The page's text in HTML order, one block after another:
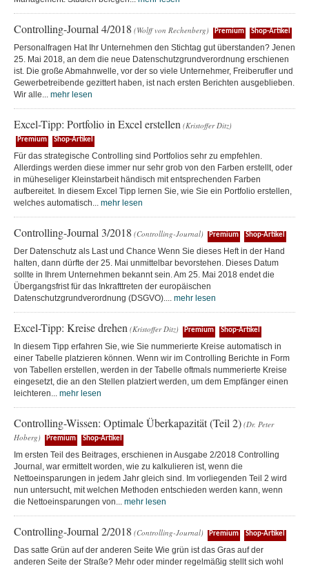
Controlling-Journal 4/2018 (Wolff von Rechenberg) Premium Shop-Artikel
Personalfragen Hat Ihr Unternehmen den Stichtag gut überstanden? Jenen
25. Mai 2018, an dem die neue Datenschutzgrundverordnung erschienen
ist. Die große Abmahnwelle, vor der so viele Unternehmer, Freiberufler und
Gewerbetreibende gezittert haben, ist nach ersten Berichten ausgeblieben.
Wir alle... mehr lesen
Excel-Tipp: Portfolio in Excel erstellen (Kristoffer Ditz)
Premium Shop-Artikel
Für das strategische Controlling sind Portfolios sehr zu empfehlen.
Allerdings werden diese immer nur sehr grob von den Farben erstellt, oder
in müheseliger Kleinstarbeit händisch mit entsprechenden Farben
aufbereitet. In diesem Excel Tipp lernen Sie, wie Sie ein Portfolio erstellen,
welches automatisch... mehr lesen
Controlling-Journal 3/2018 (Controlling-Journal) Premium Shop-Artikel
Der Datenschutz als Last und Chance Wenn Sie dieses Heft in der Hand
halten, dann dürfte der 25. Mai unmittelbar bevorstehen. Dieses Datum
sollte in Ihrem Unternehmen bekannt sein. Am 25. Mai 2018 endet die
Übergangsfrist für das Inkrafttreten der europäischen
Datenschutzgrundverordnung (DSGVO).... mehr lesen
Excel-Tipp: Kreise drehen (Kristoffer Ditz) Premium Shop-Artikel
In diesem Tipp erfahren Sie, wie Sie nummerierte Kreise automatisch in
einer Tabelle platzieren können. Wenn wir im Controlling Berichte in Form
von Tabellen erstellen, werden in der Tabelle oftmals nummerierte Kreise
eingesetzt, die an den Stellen platziert werden, um dem Empfänger einen
leichteren... mehr lesen
Controlling-Wissen: Optimale Überkapazität (Teil 2) (Dr. Peter
Hoberg)
Premium Shop-Artikel
Im ersten Teil des Beitrages, erschienen in Ausgabe 2/2018 Controlling
Journal, war ermittelt worden, wie zu kalkulieren ist, wenn die
Nettoeinsparungen in jedem Jahr gleich sind. Im vorliegenden Teil 2 wird
nun untersucht, mit welchen Methoden entschieden werden kann, wenn
die Nettoeinsparungen von... mehr lesen
Controlling-Journal 2/2018 (Controlling-Journal) Premium Shop-Artikel
Das satte Grün auf der anderen Seite Wie grün ist das Gras auf der
anderen Seite der Straße? Mehr oder minder regelmäßig stellt sich wohl